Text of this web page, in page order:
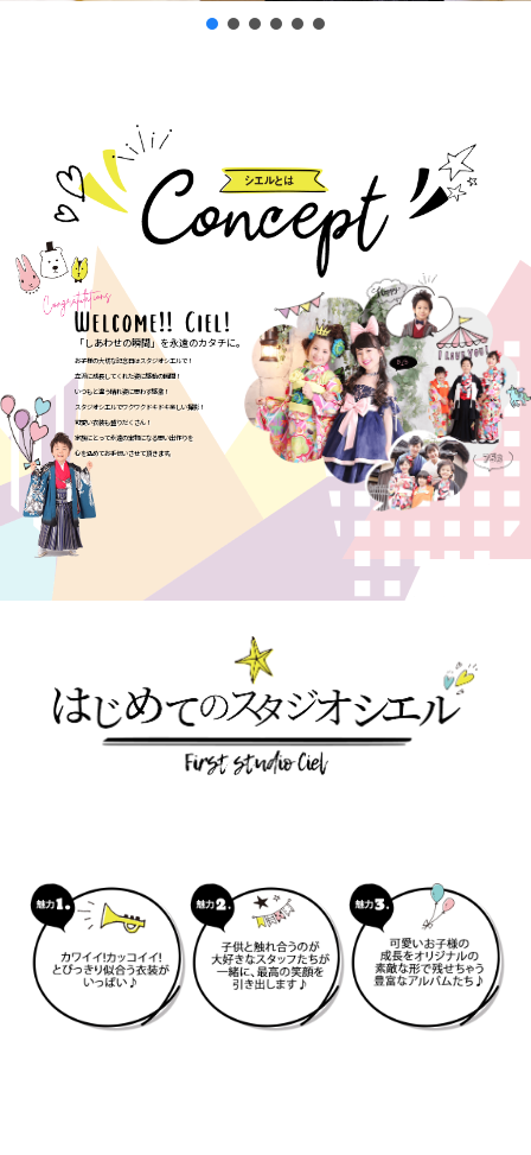
「しあわせの瞬間」を永遠のカタチに。
お子様の大切な記念日はスタジオシエルで！
立派に成長してくれた姿に感動の瞬間！
いつもと違う晴れ姿に思わず感激！
スタジオシエルでワクワクドキドキ楽しい撮影！
可愛い衣装も盛りだくさん！
家族にとって永遠の宝物になる思い出作りを
心を込めてお手伝いさせて頂きます。